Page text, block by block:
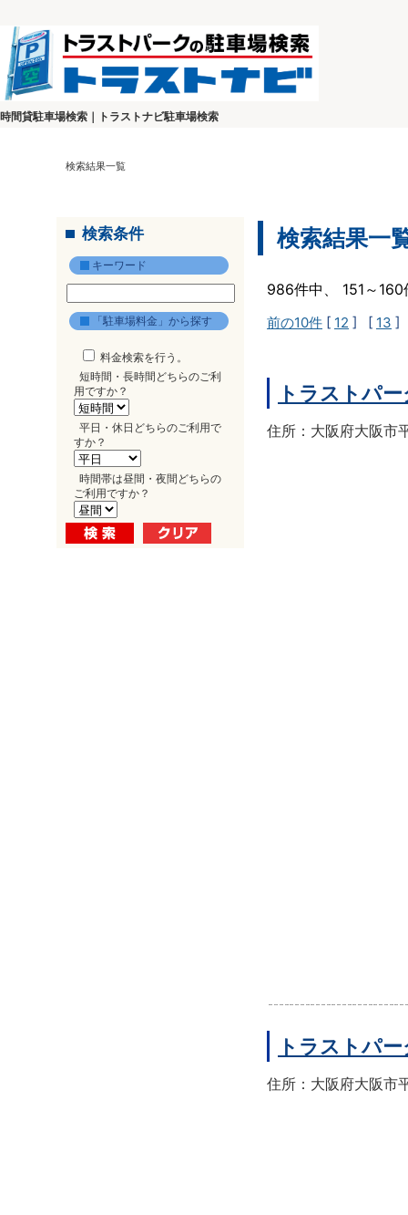
時間貸駐車場検索｜トラストナビ駐車場検索
検索結果一覧
検索条件
キーワード
「駐車場料金」から探す
料金検索を行う。
短時間・長時間どちらのご利
用ですか？
平日・休日どちらのご利用で
すか？
時間帯は昼間・夜間どちらの
ご利用ですか？
検索結果一
986件中、 151～
前の10件 [ 12 ] [ 13 ]
トラストパ
住所：大阪府大阪市
トラストパ
住所：大阪府大阪市